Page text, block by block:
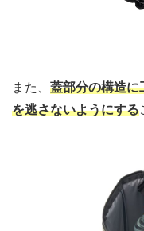
また、 蓋部分の構造に
を逃さないようにする